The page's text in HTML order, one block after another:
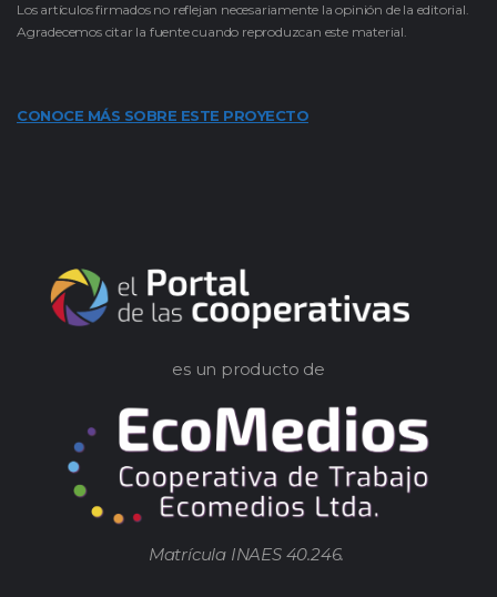
Los artículos firmados no reflejan necesariamente la opinión de la editorial.
Agradecemos citar la fuente cuando reproduzcan este material.
CONOCE MÁS SOBRE ESTE PROYECTO
es un producto de
Matrícula INAES 40.246.